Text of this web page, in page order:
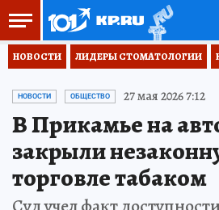
НОВОСТИ ЛИДЕРЫ СТОМАТОЛОГИИ
НОВОСТИ ОБЩЕСТВО 27 мая 2026 7:12
В Прикамье на
закрыли
торговле табаком